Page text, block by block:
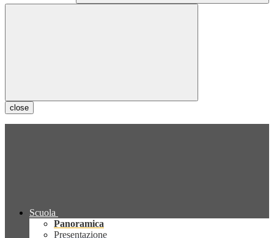
close
Scuola
Panoramica
Presentazione